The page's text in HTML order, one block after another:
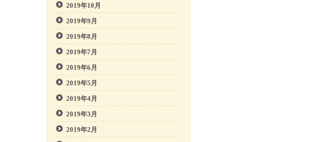
2019年10月
2019年9月
2019年8月
2019年7月
2019年6月
2019年5月
2019年4月
2019年3月
2019年2月